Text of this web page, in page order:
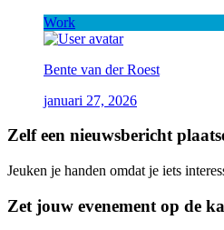
Work
Bente van der Roest
januari 27, 2026
Zelf een nieuwsbericht
Jeuken je handen omdat je iets
Zet jouw evenement op de